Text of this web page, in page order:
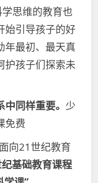
思维的教育也
始引导孩子的好
年最初、最天真
护孩子们探索未
同样重要。 少
免费
向21世纪教育
基础教育课程